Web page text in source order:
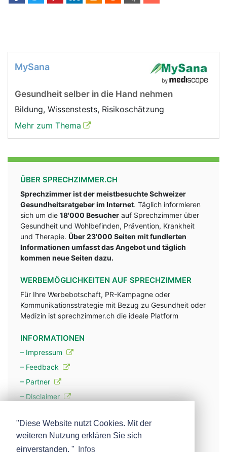
MySana
Gesundheit selber in die Hand nehmen
Bildung, Wissenstests, Risikoschätzung
Mehr zum Thema
ÜBER SPRECHZIMMER.CH
Sprechzimmer ist der meistbesuchte Schweizer
Gesundheitsratgeber im Internet. Täglich informieren
sich um die 18'000 Besucher auf Sprechzimmer über
Gesundheit und Wohlbefinden, Prävention, Krankheit
und Therapie. Über 23'000 Seiten mit fundlerten
Informationen umfasst das Angebot und täglich
kommen neue Seiten dazu.
WERBEMÖGLICHKEITEN AUF SPRECHZIMMER
Für Ihre Werbebotschaft, PR-Kampagne oder
Kommunikationsstrategie mit Bezug zu Gesundheit oder
Medizin ist sprechzimmer.ch die ideale Platform
INFORMATIONEN
– Impressum
– Feedback
– Partner
– Disclaimer
– Werbung
"Diese Website nutzt Cookies. Mit der
weiteren Nutzung erklären Sie sich
einverstanden. "
Infos